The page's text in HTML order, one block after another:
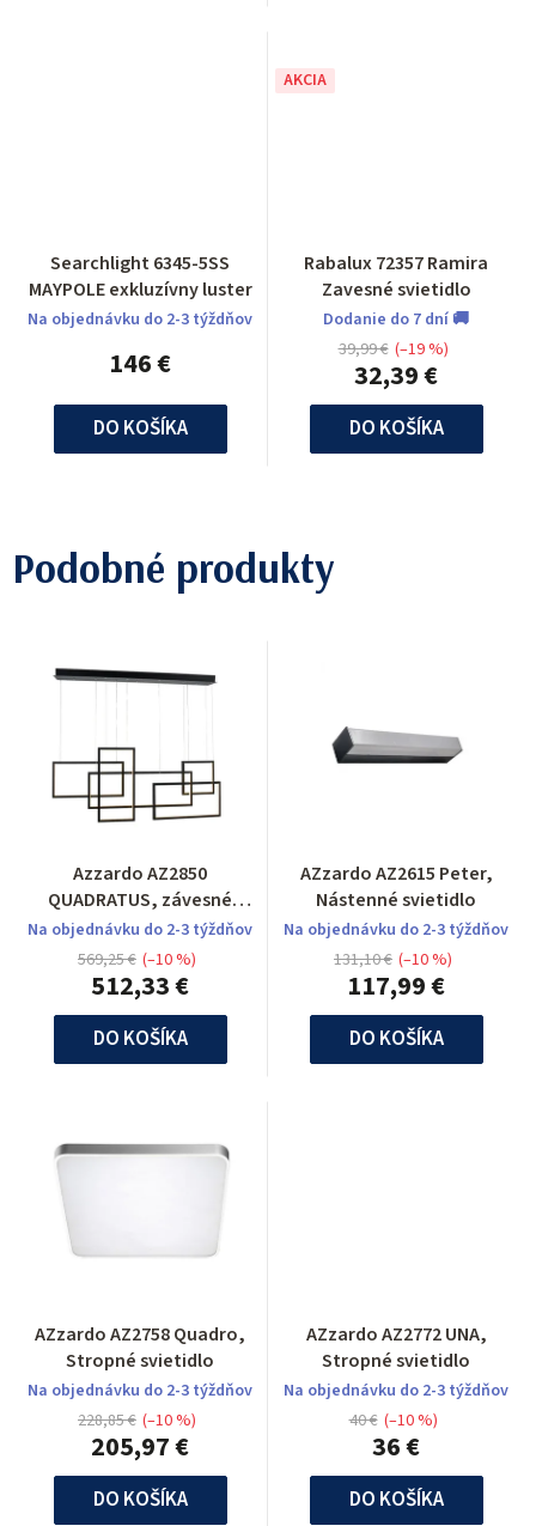
Searchlight 6345-5SS
MAYPOLE exkluzívny luster
Na objednávku do 2-3 týždňov
146 €
DO KOŠÍKA
AKCIA
Rabalux 72357 Ramira
Zavesné svietidlo
Dodanie do 7 dní 🚚
32,39 €
39,99 € (–19 %)
DO KOŠÍKA
Podobné produkty
Azzardo AZ2850
QUADRATUS, závesné
svietidlo
Na objednávku do 2-3 týždňov
512,33 €
569,25 € (–10 %)
DO KOŠÍKA
AZzardo AZ2615 Peter,
Nástenné svietidlo
Na objednávku do 2-3 týždňov
117,99 €
131,10 € (–10 %)
DO KOŠÍKA
AZzardo AZ2758 Quadro,
Stropné svietidlo
Na objednávku do 2-3 týždňov
205,97 €
228,85 € (–10 %)
DO KOŠÍKA
AZzardo AZ2772 UNA,
Stropné svietidlo
Na objednávku do 2-3 týždňov
36 €
40 € (–10 %)
DO KOŠÍKA